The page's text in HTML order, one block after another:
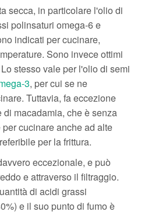
secca, in particolare l'olio di
polinsaturi omega-6 e
indicati per cucinare,
Sono invece ottimi
stesso vale per l'olio di semi
3, per cui se ne
Tuttavia, fa eccezione
macadamia, che è senza
cucinare anche ad alte
per la frittura.
eccezionale, e può
e attraverso il filtraggio.
di acidi grassi
e il suo punto di fumo è